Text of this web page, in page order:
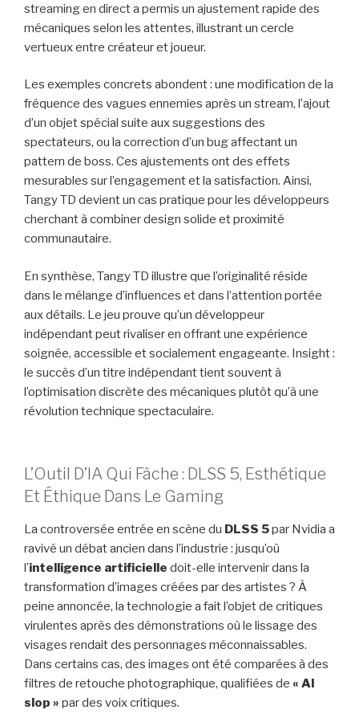
streaming en direct a permis un ajustement rapide des
mécaniques selon les attentes, illustrant un cercle
vertueux entre créateur et joueur.
Les exemples concrets abondent : une modification de la
fréquence des vagues ennemies après un stream, l’ajout
d’un objet spécial suite aux suggestions des
spectateurs, ou la correction d’un bug affectant un
pattern de boss. Ces ajustements ont des effets
mesurables sur l’engagement et la satisfaction. Ainsi,
Tangy TD devient un cas pratique pour les développeurs
cherchant à combiner design solide et proximité
communautaire.
En synthèse, Tangy TD illustre que l’originalité réside
dans le mélange d’influences et dans l’attention portée
aux détails. Le jeu prouve qu’un développeur
indépendant peut rivaliser en offrant une expérience
soignée, accessible et socialement engageante. Insight :
le succès d’un titre indépendant tient souvent à
l’optimisation discrète des mécaniques plutôt qu’à une
révolution technique spectaculaire.
L’Outil D’IA Qui Fâche : DLSS 5, Esthétique
Et Éthique Dans Le Gaming
La controversée entrée en scène du DLSS 5par Nvidia a
ravivé un débat ancien dans l’industrie : jusqu’où
l’intelligence artificielle doit-elle intervenir dans la
transformation d’images créées par des artistes ? À
peine annoncée, la technologie a fait l’objet de critiques
virulentes après des démonstrations où le lissage des
visages rendait des personnages méconnaissables.
Dans certains cas, des images ont été comparées à des
filtres de retouche photographique, qualifiées de « AI
slop » par des voix critiques.